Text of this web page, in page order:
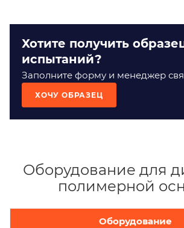
Хотите получить
испытаний?
Заполните форму и менеджер
ХОЧУ ОБРАЗЕЦ
Оборудование для
полимерной
Оборудование